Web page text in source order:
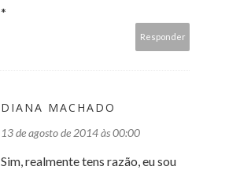
*
Responder
DIANA MACHADO
13 de agosto de 2014 às 00:00
Sim, realmente tens razão, eu sou